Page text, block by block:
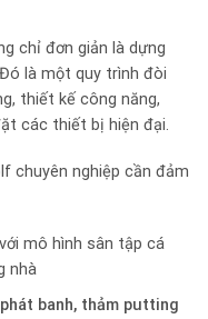
chỉ đơn giản là dựng
là một quy trình đòi
thiết kế công năng,
các thiết bị hiện đại.
chuyên nghiệp cần đảm
mô hình sân tập cá
nhà
banh, thảm putting